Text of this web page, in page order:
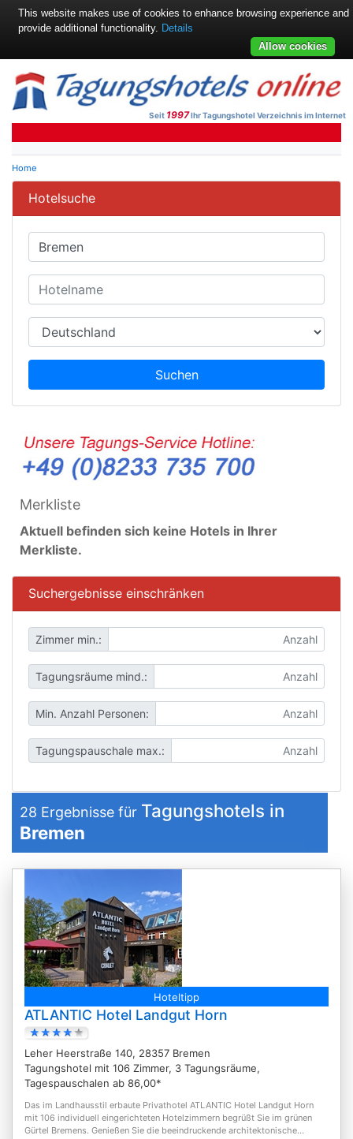
Seit 1997Ihr Tagungshotel Verzeichnis im Internet
Home
Hotelsuche
Suchen
Merkliste
Aktuell befinden sich keine Hotels in Ihrer
Merkliste.
Suchergebnisse einschränken
Zimmer min.:
Tagungsräume mind.:
Min. Anzahl Personen:
Tagungspauschale max.:
28 Ergebnisse für Tagungshotels in
Bremen
Hoteltipp
ATLANTIC Hotel Landgut Horn
Leher Heerstraße 140, 28357 Bremen
Tagungshotel mit 106 Zimmer, 3 Tagungsräume,
Tagespauschalen ab 86,00*
Das im Landhausstil erbaute Privathotel ATLANTIC Hotel Landgut Horn
mit 106 individuell eingerichteten Hotelzimmern begrüßt Sie im grünen
Gürtel Bremens. Genießen Sie die beeindruckende architektonische...
This website makes use of cookies to enhance browsing experience and
provide additional functionality. Details
Allow cookies